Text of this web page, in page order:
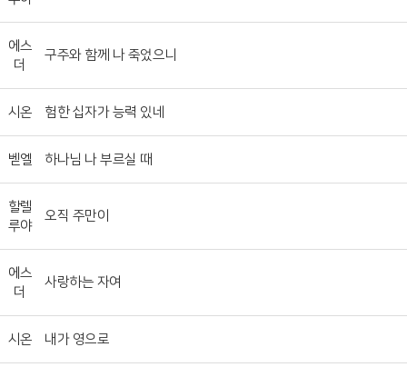
에스
더
구주와 함께 나 죽었으니
시온 험한 십자가 능력 있네
벧엘 하나님 나 부르실 때
할렐
루야
오직 주만이
에스
더
사랑하는 자여
시온 내가 영으로